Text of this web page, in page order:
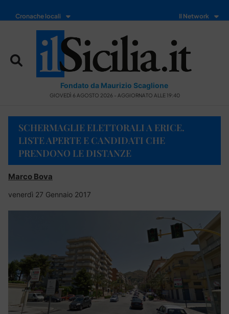
Cronache locali Il Network
Fondato da Maurizio Scaglione
GIOVEDÌ 6 AGOSTO 2026 - AGGIORNATO ALLE 19:40
SCHERMAGLIE ELETTORALI A ERICE.
LISTE APERTE E CANDIDATI CHE
PRENDONO LE DISTANZE
Marco Bova
venerdì 27 Gennaio 2017